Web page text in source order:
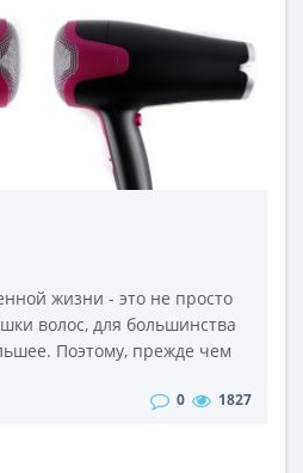
новинку под
жизни - это не просто
волос, для большинства
Поэтому, прежде чем
целью Вы покупаете этот вид
0 1827